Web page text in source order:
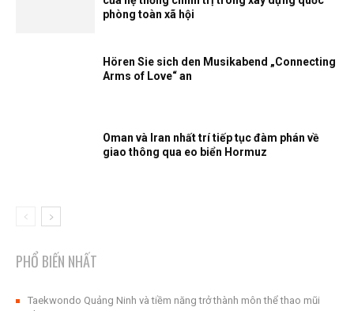
phòng toàn xã hội
Hören Sie sich den Musikabend „Connecting
Arms of Love“ an
Oman và Iran nhất trí tiếp tục đàm phán về
giao thông qua eo biển Hormuz
PHỔ BIẾN NHẤT
Taekwondo Quảng Ninh và tiềm năng trở thành môn thể thao mũi